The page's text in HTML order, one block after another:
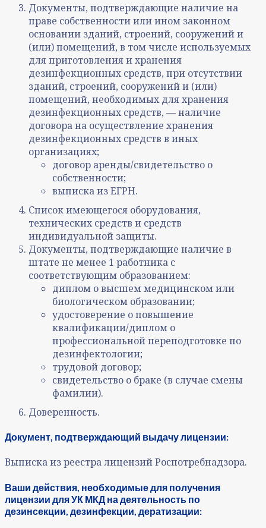
Документы, подтверждающие наличие на
праве собственности или ином законном
основании зданий, строений, сооружений и
(или) помещений, в том числе используемых
для приготовления и хранения
дезинфекционных средств, при отсутствии
зданий, строений, сооружений и (или)
помещений, необходимых для хранения
дезинфекционных средств, — наличие
договора на осуществление хранения
дезинфекционных средств в иных
организациях;
договор аренды/свидетельство о
собственности;
выписка из ЕГРН.
Список имеющегося оборудования,
технических средств и средств
индивидуальной защиты.
Документы, подтверждающие наличие в
штате не менее 1 работника с
соответствующим образованием:
диплом о высшем медицинском или
биологическом образовании;
удостоверение о повышение
квалификации/диплом о
профессиональной переподготовке по
дезинфектологии;
трудовой договор;
свидетельство о браке (в случае смены
фамилии).
Доверенность.
Документ, подтверждающий выдачу лицензии:
Выписка из реестра лицензий Роспотребнадзора.
Ваши действия, необходимые для получения
лицензии для УК МКД на деятельность по
дезинсекции, дезинфекции, дератизации: